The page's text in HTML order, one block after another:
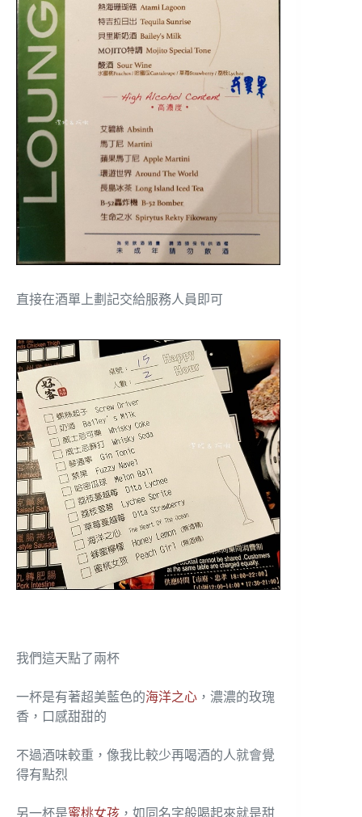
直接在酒單上劃記交給服務人員即可
我們這天點了兩杯
一杯是有著超美藍色的海洋之心 ，濃濃的玫瑰
香，口感甜甜的
不過酒味較重，像我比較少再喝酒的人就會覺
得有點烈
另一杯是蜜桃女孩 ，如同名字般喝起來就是甜